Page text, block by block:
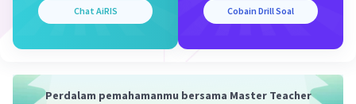
Chat AiRIS Cobain Drill Soal
Perdalam pemahamanmu bersama Master Teacher